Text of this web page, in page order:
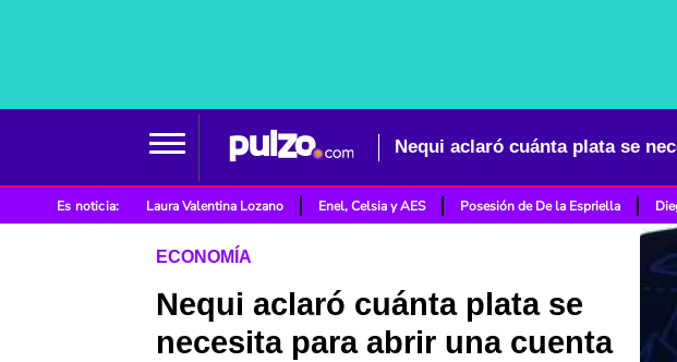
Nequi aclaró cuánta plata se
Es noticia: Laura Valentina Lozano Enel, Celsia y AES Posesión de De la Espriella
ECONOMÍA
Nequi aclaró cuánta plata se
necesita para abrir una cuenta